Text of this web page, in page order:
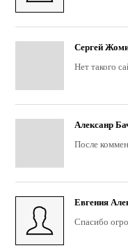
Сергей
Нет такого
Алексанр
После
Евгения
Спасибо